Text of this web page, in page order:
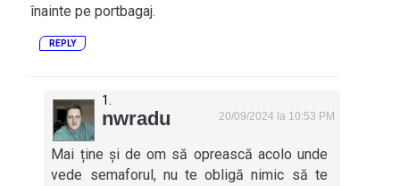
înainte pe portbagaj.
REPLY
nwradu 20/09/2024 la 10:53 PM
Mai ține și de om să oprească acolo unde
vede semaforul, nu te obligă nimic să te